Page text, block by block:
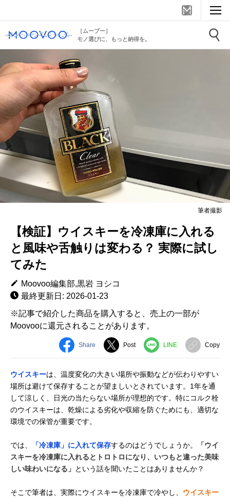
［ムーブー］
モノ選びに、もっと納得を。
筆者撮影
【検証】ウイスキーを冷凍庫に入れる
と風味や舌触りは変わる？ 実際に試し
てみた
Moovoo編集部,黒岩 ヨシコ
最終更新日: 2026-01-23
※記事で紹介した商品を購入すると、売上の一部が
Moovooに還元されることがあります。
Share Post LINE Copy
ウイスキーは、温度変化の大きい場所や振動などが伝わりやすい
場所は避けて保存することが望ましいとされています。1年を通
して涼しく、日光の当たらない場所が理想的です。特にコルク栓
のウイスキーは、乾燥による劣化や収縮を防ぐためにも、適切な
環境での保管が重要です。
では、 「冷凍庫」に入れて保存するのはどうでしょうか。
「ウイ
スキーを冷凍庫に入れるとトロトロになり、いつもと違った美味
しい味わいになる」 という話を聞いたことはありませんか？
そこで筆者は、実際にウイスキーを冷凍庫で冷やし、 ウイスキー